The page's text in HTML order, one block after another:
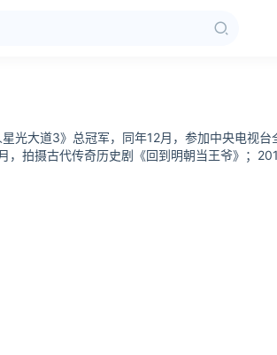
光大道3》总冠军，同年12月，参加中央电视
拍摄古代传奇历史剧《回到明朝当王爷》；